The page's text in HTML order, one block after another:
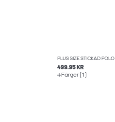
PLUS SIZE STICKAD POLO
499.95 KR
Färger (1)